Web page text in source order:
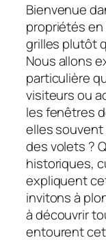
Bienvenue
propriétés en
grilles plutôt
Nous allons
particulière
visiteurs ou
les fenêtres
elles
des volets ?
historiques,
expliquent
invitons à
à découvrir
entourent